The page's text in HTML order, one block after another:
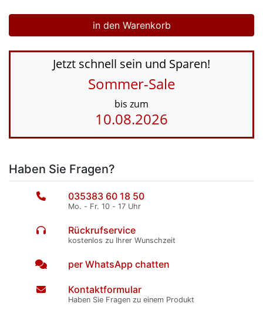
Jetzt schnell sein und Sparen!
Sommer-Sale
bis zum
10.08.2026
Haben Sie Fragen?
035383 60 18 50
Mo. - Fr. 10 - 17 Uhr
Rückrufservice
kostenlos zu Ihrer Wunschzeit
per WhatsApp chatten
Kontaktformular
Haben Sie Fragen zu einem Produkt